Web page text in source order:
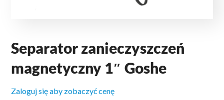
Separator zanieczyszczeń
magnetyczny 1″ Goshe
Zaloguj się aby zobaczyć cenę